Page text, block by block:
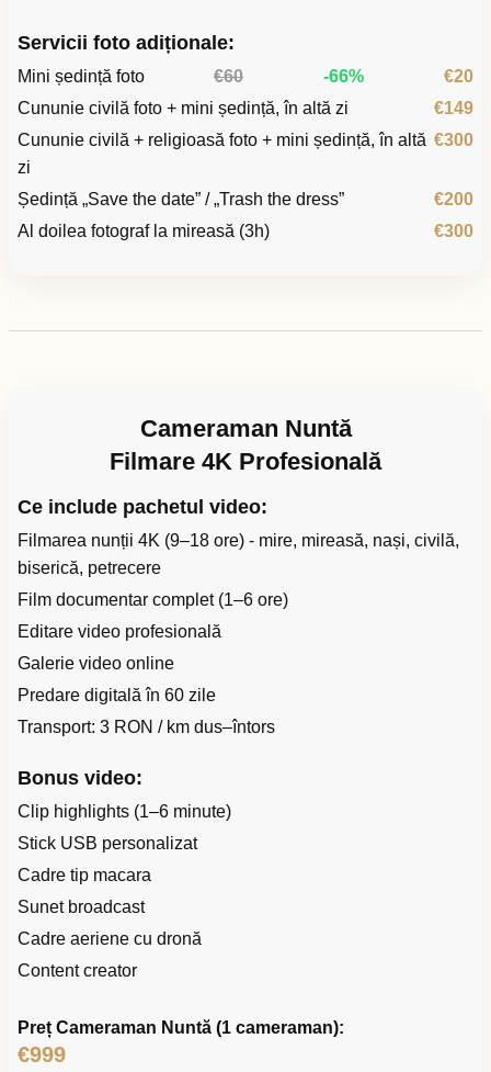
Servicii foto adiționale:
Mini ședință foto €60 -66%
€20
Cununie civilă foto + mini ședință, în altă zi
€149
Cununie civilă + religioasă foto + mini ședință, în altă
zi
€300
Ședință „Save the date” / „Trash the dress”
€200
Al doilea fotograf la mireasă (3h)
€300
Cameraman Nuntă
Filmare 4K Profesională
Ce include pachetul video:
Filmarea nunții 4K (9–18 ore) - mire, mireasă, nași, civilă,
biserică, petrecere
Film documentar complet (1–6 ore)
Editare video profesională
Galerie video online
Predare digitală în 60 zile
Transport: 3 RON / km dus–întors
Bonus video:
Clip highlights (1–6 minute)
Stick USB personalizat
Cadre tip macara
Sunet broadcast
Cadre aeriene cu dronă
Content creator
Preț Cameraman Nuntă (1 cameraman):
€999